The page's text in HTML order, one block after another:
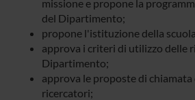
missione e propone la
del Dipartimento;
propone l'istituzione della
approva i criteri di utilizzo delle
Dipartimento;
approva le proposte di
ricercatori;